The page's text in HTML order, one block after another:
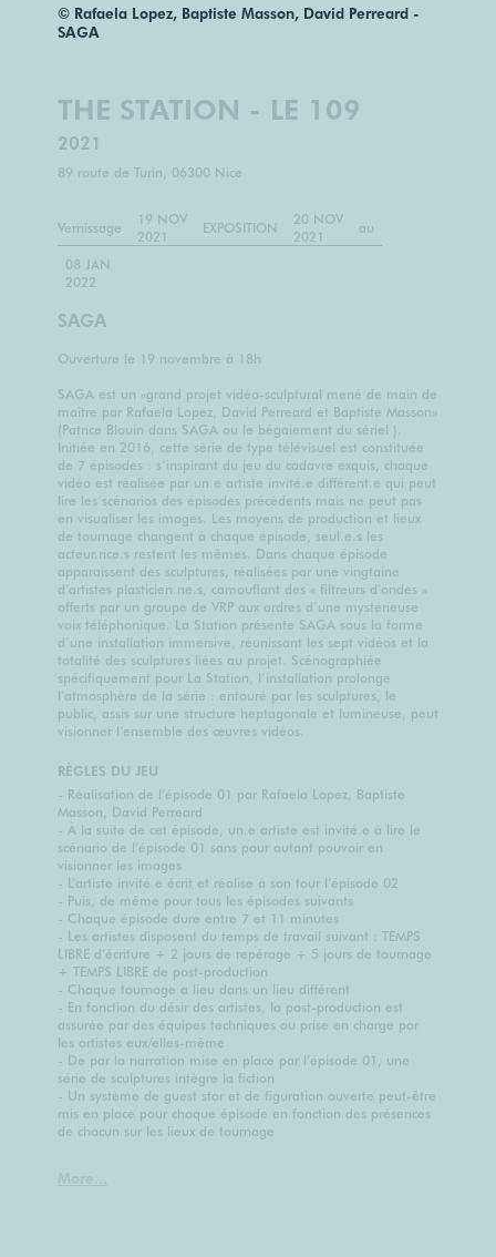
© Rafaela Lopez, Baptiste Masson, David Perreard -
SAGA
THE STATION - LE 109
2021
89 route de Turin, 06300 Nice
Vernissage
19 NOV
2021
EXPOSITION
20 NOV
2021
au
08 JAN
2022
SAGA
Ouverture le 19 novembre à 18h
SAGA est un «grand projet vidéo-sculptural mené de main de
maître par Rafaela Lopez, David Perreard et Baptiste Masson»
(Patrice Blouin dans SAGA ou le bégaiement du sériel ).
Initiée en 2016, cette série de type télévisuel est constituée
de 7 épisodes : s’inspirant du jeu du cadavre exquis, chaque
vidéo est réalisée par un.e artiste invité.e différent.e qui peut
lire les scénarios des épisodes précédents mais ne peut pas
en visualiser les images. Les moyens de production et lieux
de tournage changent à chaque épisode, seul.e.s les
acteur.rice.s restent les mêmes. Dans chaque épisode
apparaissent des sculptures, réalisées par une vingtaine
d’artistes plasticien.ne.s, camouflant des « filtreurs d’ondes »
offerts par un groupe de VRP aux ordres d’une mystérieuse
voix téléphonique. La Station présente SAGA sous la forme
d’une installation immersive, réunissant les sept vidéos et la
totalité des sculptures liées au projet. Scénographiée
spécifiquement pour La Station, l’installation prolonge
l’atmosphère de la série : entouré par les sculptures, le
public, assis sur une structure heptagonale et lumineuse, peut
visionner l’ensemble des œuvres vidéos.
RÈGLES DU JEU
- Réalisation de l’épisode 01 par Rafaela Lopez, Baptiste
Masson, David Perreard
- À la suite de cet épisode, un.e artiste est invité.e à lire le
scénario de l’épisode 01 sans pour autant pouvoir en
visionner les images
- L’artiste invité.e écrit et réalise à son tour l’épisode 02
- Puis, de même pour tous les épisodes suivants
- Chaque épisode dure entre 7 et 11 minutes
- Les artistes disposent du temps de travail suivant : TEMPS
LIBRE d’écriture + 2 jours de repérage + 5 jours de tournage
+ TEMPS LIBRE de post-production
- Chaque tournage a lieu dans un lieu différent
- En fonction du désir des artistes, la post-production est
assurée par des équipes techniques ou prise en charge par
les artistes eux/elles-même
- De par la narration mise en place par l’épisode 01, une
série de sculptures intègre la fiction
- Un système de guest star et de figuration ouverte peut-être
mis en place pour chaque épisode en fonction des présences
de chacun sur les lieux de tournage